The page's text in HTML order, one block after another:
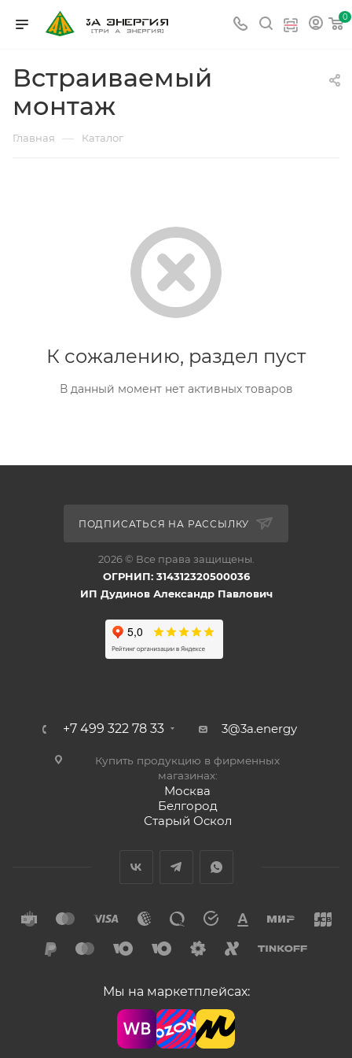
0
Встраиваемый
монтаж
Главная — Каталог
К сожалению, раздел пуст
В данный момент нет активных товаров
ПОДПИСАТЬСЯ НА РАССЫЛКУ
2026 © Все права защищены.
ОГРНИП: 314312320500036
ИП Дудинов Александр Павлович
+7 499 322 78 33 3@3a.energy
Купить продукцию в фирменных
магазинах:
Москва
Белгород
Старый Оскол
Мы на маркетплейсах: